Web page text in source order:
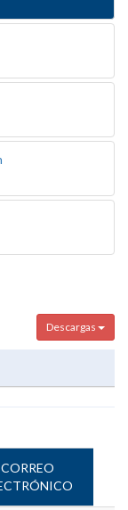
Descargas
CORREO